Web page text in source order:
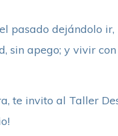
pasado dejándolo
sin apego; y vivir
te invito al Taller